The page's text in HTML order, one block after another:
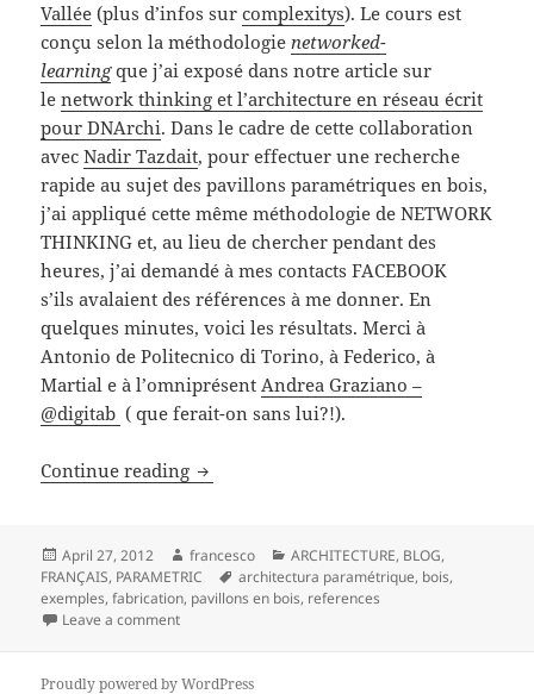
Vallée (plus d’infos surcomplexitys). Le cours est
conçu selon la méthodologie networked-
learning que j’ai exposé dans notre article sur
lenetwork thinking et l’architecture en réseau écrit
pour DNArchi. Dans le cadre de cette collaboration
avecNadir Tazdait, pour effectuer une recherche
rapide au sujet des pavillons paramétriques en bois,
j’ai appliqué cette même méthodologie de NETWORK
THINKING et, au lieu de chercher pendant des
heures, j’ai demandé à mes contacts FACEBOOK
s’ils avalaient des références à me donner. En
quelques minutes, voici les résultats. Merci à
Antonio de Politecnico di Torino, à Federico, à
Martial e à l’omniprésent Andrea Graziano –
@digitab ( que ferait-on sans lui?!).
Continue reading ARCHITECTURE PARAMÉTRIQUE ///
Posted
on
April 27, 2012 Author
francesco Categories
ARCHITECTURE, BLOG,
FRANÇAIS, PARAMETRIC Tags
architectura paramétrique, bois,
exemples,fabrication, pavillons en bois, references
Leave a commenton ARCHITECTURE PARAMÉTRIQUE /// REFERENCES
Proudly powered by WordPress